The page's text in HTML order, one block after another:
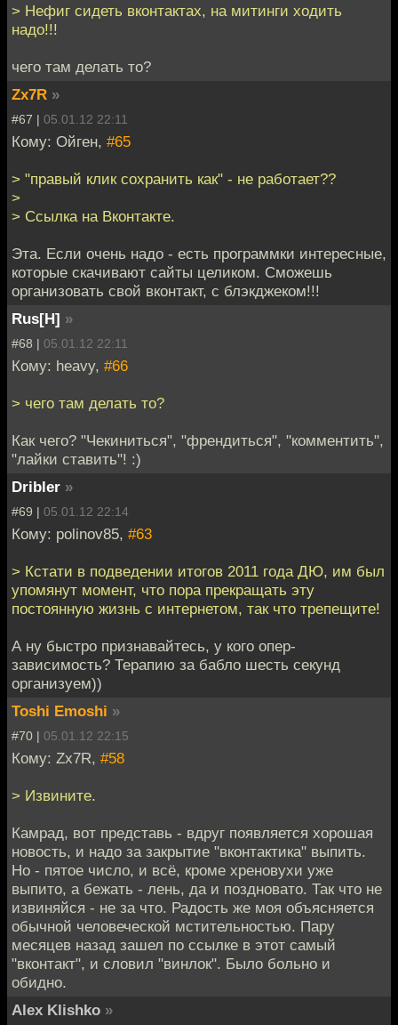
> Нефиг сидеть вконтактах, на митинги ходить
надо!!!
чего там делать то?
Zx7R »
#67 | 05.01.12 22:11
Кому: Ойген, #65
> "правый клик сохранить как" - не работает??
>
> Ссылка на Вконтакте.
Эта. Если очень надо - есть программки интересные,
которые скачивают сайты целиком. Сможешь
организовать свой вконтакт, с блэкджеком!!!
Rus[H] »
#68 | 05.01.12 22:11
Кому: heavy, #66
> чего там делать то?
Как чего? "Чекиниться", "френдиться", "комментить",
"лайки ставить"! :)
Dribler »
#69 | 05.01.12 22:14
Кому: polinov85, #63
> Кстати в подведении итогов 2011 года ДЮ, им был
упомянут момент, что пора прекращать эту
постоянную жизнь с интернетом, так что трепещите!
А ну быстро признавайтесь, у кого опер-
зависимость? Терапию за бабло шесть секунд
организуем))
Toshi Emoshi »
#70 | 05.01.12 22:15
Кому: Zx7R, #58
> Извините.
Камрад, вот представь - вдруг появляется хорошая
новость, и надо за закрытие "вконтактика" выпить.
Но - пятое число, и всё, кроме хреновухи уже
выпито, а бежать - лень, да и поздновато. Так что не
извиняйся - не за что. Радость же моя объясняется
обычной человеческой мстительностью. Пару
месяцев назад зашел по ссылке в этот самый
"вконтакт", и словил "винлок". Было больно и
обидно.
Alex Klishko »